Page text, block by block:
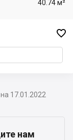
40.74 м²

17.01.2022
нам